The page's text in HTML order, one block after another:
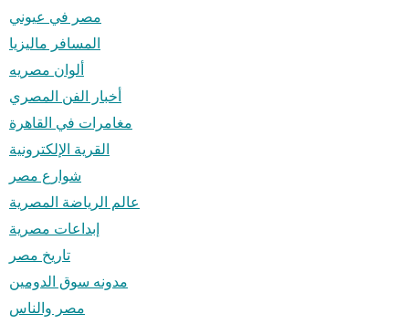
مصر في عيوني
المسافر ماليزيا
ألوان مصريه
أخبار الفن المصري
مغامرات في القاهرة
القرية الإلكترونية
شوارع مصر
عالم الرياضة المصرية
إبداعات مصرية
تاريخ مصر
مدونه سوق الدومين
مصر والناس